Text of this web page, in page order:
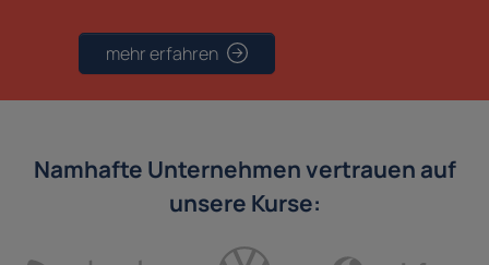
mehr erfahren
Namhafte Unternehmen vertrauen auf
unsere Kurse: